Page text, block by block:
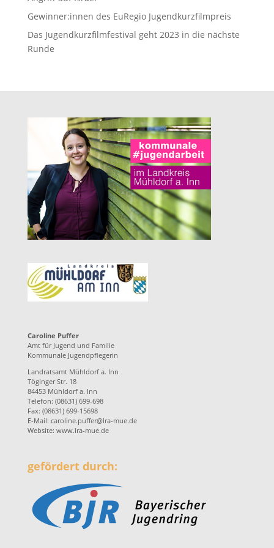
Gewinner:innen des EuRegio Jugendkurzfilmpreis
Das Jugendkurzfilmfestival geht 2023 in die nächste
Runde
Caroline Puffer
Amt für Jugend und Familie
Kommunale Jugendpflegerin
Landratsamt Mühldorf a. Inn
Töginger Str. 18
84453 Mühldorf a. Inn
Telefon: (08631) 699-698
Fax: (08631) 699-15698
E-Mail: caroline.puffer@lra-mue.de
Website: www.lra-mue.de
gefördert durch: